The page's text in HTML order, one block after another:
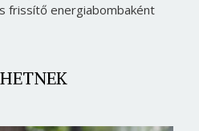
frissítő energiabombaként